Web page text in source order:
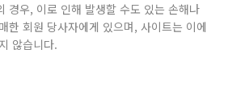
경우, 이로 인해 발생할 수도 있는 손해나
한 회원 당사자에게 있으며, 사이트는 이에
않습니다.